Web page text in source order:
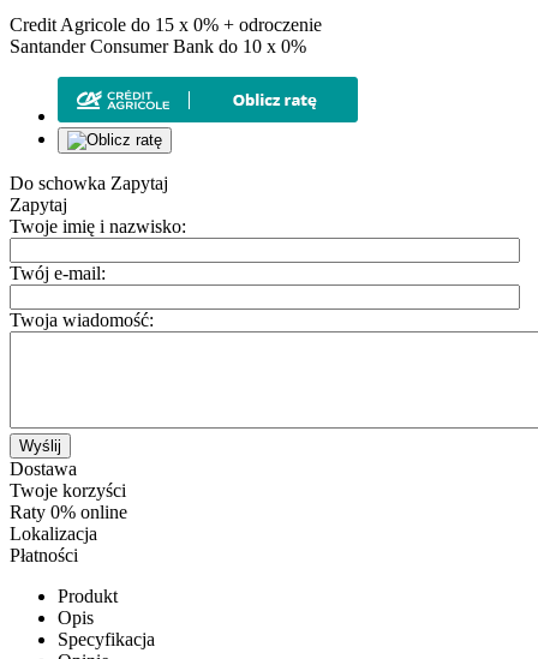
Credit Agricole do 15 x 0% + odroczenie
Santander Consumer Bank do 10 x 0%
Do schowka Zapytaj
Zapytaj
Twoje imię i nazwisko:
Twój e-mail:
Twoja wiadomość:
Wyślij
Dostawa
Twoje korzyści
Raty 0% online
Lokalizacja
Płatności
Produkt
Opis
Specyfikacja